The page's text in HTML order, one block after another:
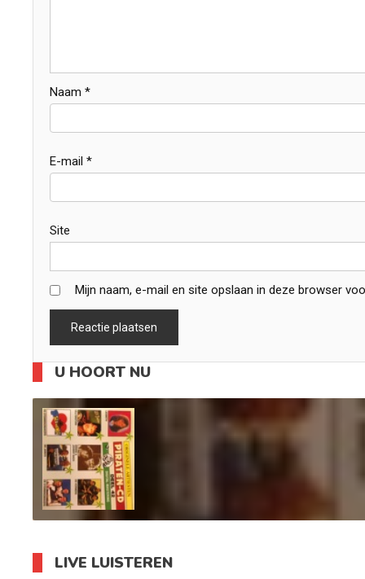
Naam *
E-mail *
Site
Mijn naam, e-mail en site opslaan in deze browser
U HOORT NU
LIVE LUISTEREN